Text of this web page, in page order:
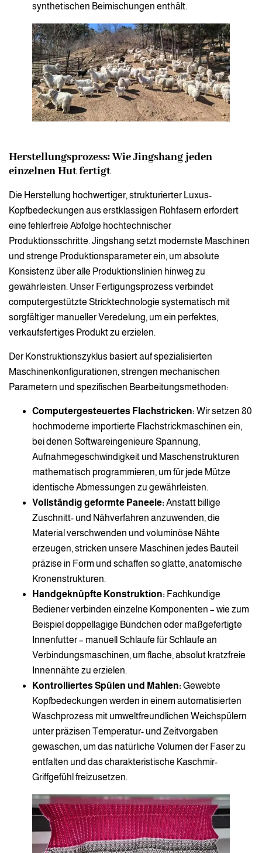
synthetischen Beimischungen enthält.
Herstellungsprozess: Wie Jingshang jeden
einzelnen Hut fertigt
Die Herstellung hochwertiger, strukturierter Luxus-
Kopfbedeckungen aus erstklassigen Rohfasern erfordert
eine fehlerfreie Abfolge hochtechnischer
Produktionsschritte. Jingshang setzt modernste Maschinen
und strenge Produktionsparameter ein, um absolute
Konsistenz über alle Produktionslinien hinweg zu
gewährleisten. Unser Fertigungsprozess verbindet
computergestützte Stricktechnologie systematisch mit
sorgfältiger manueller Veredelung, um ein perfektes,
verkaufsfertiges Produkt zu erzielen.
Der Konstruktionszyklus basiert auf spezialisierten
Maschinenkonfigurationen, strengen mechanischen
Parametern und spezifischen Bearbeitungsmethoden:
Computergesteuertes Flachstricken: Wir setzen 80
hochmoderne importierte Flachstrickmaschinen ein,
bei denen Softwareingenieure Spannung,
Aufnahmegeschwindigkeit und Maschenstrukturen
mathematisch programmieren, um für jede Mütze
identische Abmessungen zu gewährleisten.
Vollständig geformte Paneele: Anstatt billige
Zuschnitt- und Nähverfahren anzuwenden, die
Material verschwenden und voluminöse Nähte
erzeugen, stricken unsere Maschinen jedes Bauteil
präzise in Form und schaffen so glatte, anatomische
Kronenstrukturen.
Handgeknüpfte Konstruktion: Fachkundige
Bediener verbinden einzelne Komponenten – wie zum
Beispiel doppellagige Bündchen oder maßgefertigte
Innenfutter – manuell Schlaufe für Schlaufe an
Verbindungsmaschinen, um flache, absolut kratzfreie
Innennähte zu erzielen.
Kontrolliertes Spülen und Mahlen: Gewebte
Kopfbedeckungen werden in einem automatisierten
Waschprozess mit umweltfreundlichen Weichspülern
unter präzisen Temperatur- und Zeitvorgaben
gewaschen, um das natürliche Volumen der Faser zu
entfalten und das charakteristische Kaschmir-
Griffgefühl freizusetzen.